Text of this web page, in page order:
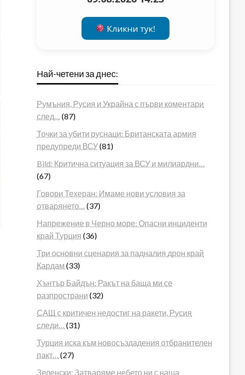
Кликни тук!
Най-четени за днес:
Румъния, Русия и Украйна с първи коментари
след…
(87)
Точки за убити руснаци: Британската армия
предупреди ВСУ(81)
Bild: Критична ситуация за ВСУ и милиардни…
(67)
Говори Техеран: Имаме нови условия за
отварянето…
(37)
Напрежение в Черно море: Опасни инциденти
край Турция (36)
Три основни сценария за падналия дрон край
Кардам (33)
Хънтър Байдън: Ракът на баща ми се
разпространи (32)
САЩ с критичен недостиг на ракети, Русия
следи…
(31)
Турция иска към новосъздадения отбранителен
пакт…
(27)
Зеленски: Затваряме небето ни с наша